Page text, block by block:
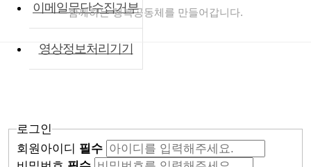
이메일무단수집거부
영상정보처리기기
함께하는 행복공동체를 만들어갑니다.
로그인
회원아이디 필수